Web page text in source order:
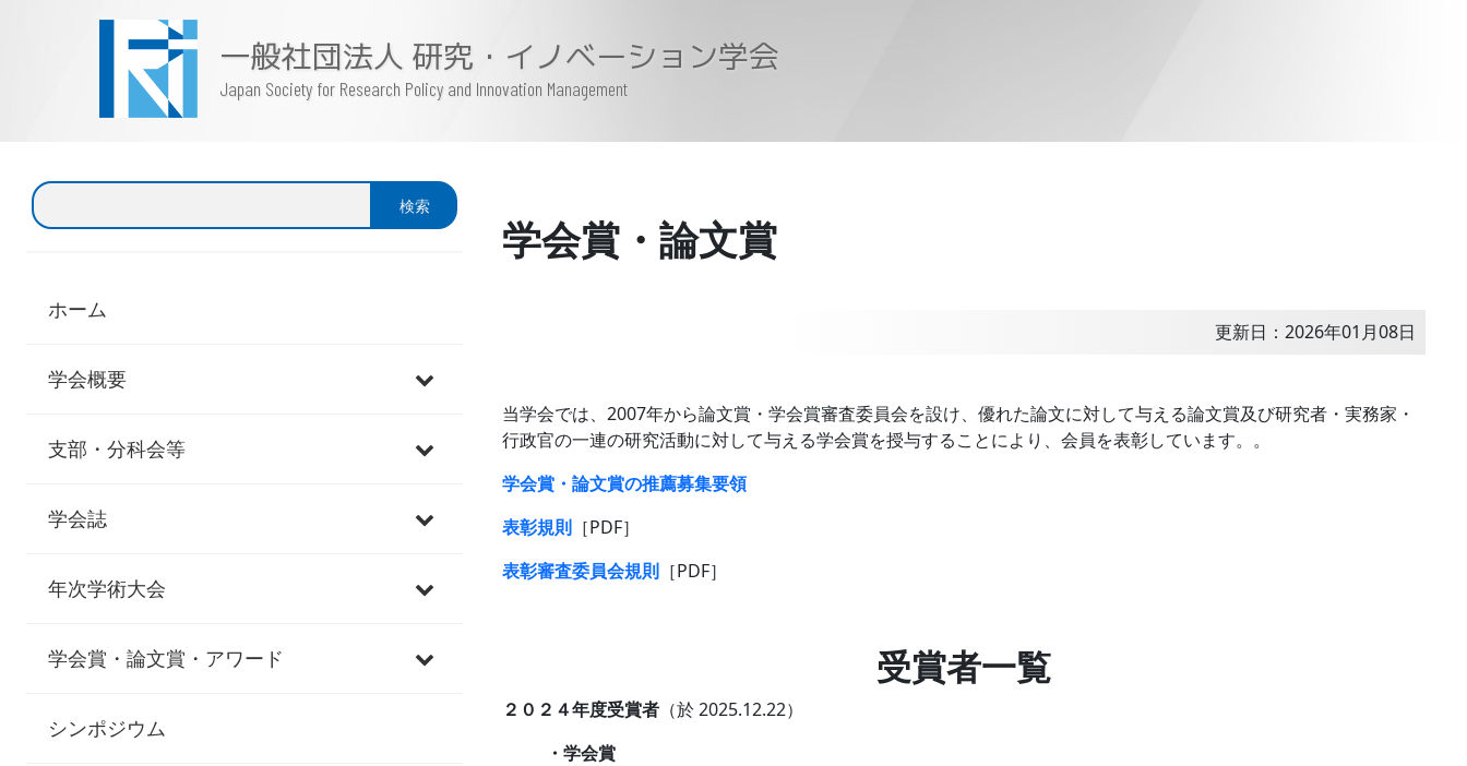
一般社団法人 研究・イノベーション学会
Japan Society for Research Policy and Innovation Management
検
索
検索
ホーム
学会概要
支部・分科会等
学会誌
年次学術大会
学会賞・論文賞・アワード
シンポジウム
学会賞・論文賞
更新日：2026年01月08日
当学会では、2007年から論文賞・学会賞審査委員会を設け、優れた論文に対して与える論文賞及び研究者・実務家・
行政官の一連の研究活動に対して与える学会賞を授与することにより、会員を表彰しています。。
学会賞・論文賞の推薦募集要領
表彰規則 ［PDF］
表彰審査委員会規則 ［PDF］
受賞者一覧
２０２４年度受賞者 （於 2025.12.22）
・学会賞